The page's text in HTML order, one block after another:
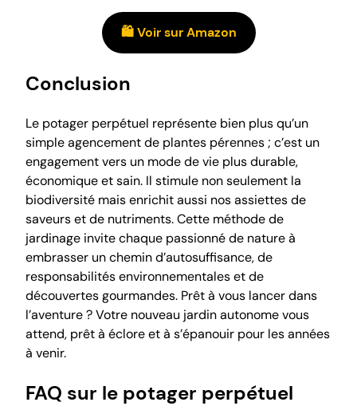
🛍️ Voir sur Amazon
Conclusion
Le potager perpétuel représente bien plus qu’un
simple agencement de plantes pérennes ; c’est un
engagement vers un mode de vie plus durable,
économique et sain. Il stimule non seulement la
biodiversité mais enrichit aussi nos assiettes de
saveurs et de nutriments. Cette méthode de
jardinage invite chaque passionné de nature à
embrasser un chemin d’autosuffisance, de
responsabilités environnementales et de
découvertes gourmandes. Prêt à vous lancer dans
l’aventure ? Votre nouveau jardin autonome vous
attend, prêt à éclore et à s’épanouir pour les années
à venir.
FAQ sur le potager perpétuel